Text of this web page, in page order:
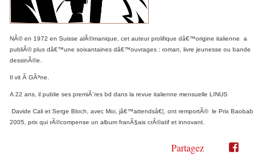
NÃ© en 1972 en Suisse alÃ©manique, cet auteur prolifique dâ€™origine italienne a
publiÃ© plus dâ€™une soixantaines dâ€™ouvrages : roman, livre jeunesse ou bande
dessinÃ©e.
Il vit Ã GÃªne.
A 22 ans, il publie ses premiÃ¨res bd dans la revue italienne mensuelle LINUS
Davide Cali et Serge Bloch, avec Moi, jâ€™attendsâ€¦, ont remportÃ© le Prix Baobab
2005, prix qui rÃ©compense un album franÃ§ais crÃ©atif et innovant.
Partagez
Partager
Partager